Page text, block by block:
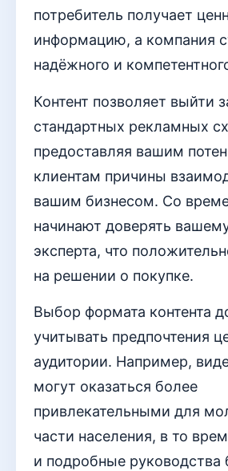
потребитель получает
информацию, а компания
надёжного и
Контент позволяет выйти
стандартных рекламных
предоставляя вашим
клиентам причины
вашим бизнесом. Со
начинают доверять
эксперта, что
на решении о покупке.
Выбор формата контента
учитывать предпочтения
аудитории. Например,
могут оказаться более
привлекательными для
части населения, в то
и подробные руководства